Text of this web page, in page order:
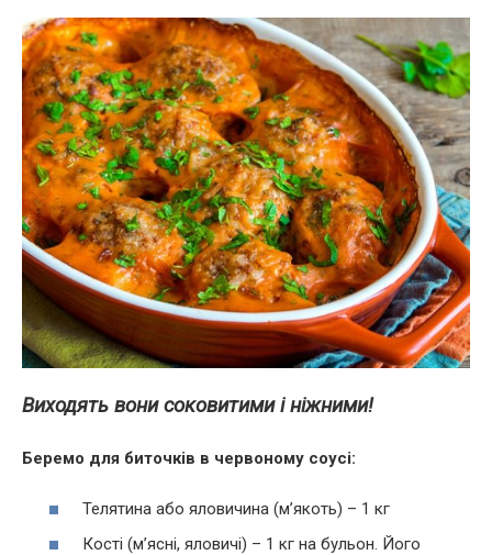
Виходять вони соковитими і ніжними!
Беремо для биточків в червоному соусі:
Телятина або яловичина (м’якоть) – 1 кг
Кості (м’ясні, яловичі) – 1 кг на бульон. Його